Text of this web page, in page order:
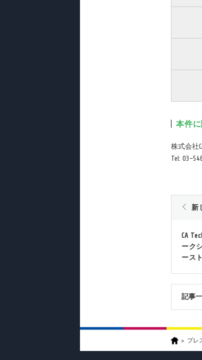
本件
株式会社
Tel: 03-
新
CA
ーク
ース
記事
プレ